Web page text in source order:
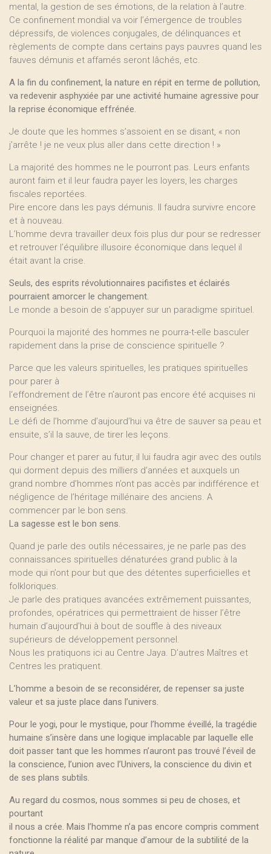
mental, la gestion de ses émotions, de la relation à l’autre.
Ce confinement mondial va voir l’émergence de troubles
dépressifs, de violences conjugales, de délinquances et
règlements de compte dans certains pays pauvres quand les
fauves démunis et affamés seront lâchés, etc.
A la fin du confinement, la nature en répit en terme de pollution,
va redevenir asphyxiée par une activité humaine agressive pour
la reprise économique effrénée.
Je doute que les hommes s’assoient en se disant, « non
j’arrête ! je ne veux plus aller dans cette direction ! »
La majorité des hommes ne le pourront pas. Leurs enfants
auront faim et il leur faudra payer les loyers, les charges
fiscales reportées.
Pire encore dans les pays démunis. Il faudra survivre encore
et à nouveau.
L’homme devra travailler deux fois plus dur pour se redresser
et retrouver l’équilibre illusoire économique dans lequel il
était avant la crise.
Seuls, des esprits révolutionnaires pacifistes et éclairés
pourraient amorcer le changement.
Le monde a besoin de s’appuyer sur un paradigme spirituel.
Pourquoi la majorité des hommes ne pourra-t-elle basculer
rapidement dans la prise de conscience spirituelle ?
Parce que les valeurs spirituelles, les pratiques spirituelles
pour parer à
l‘effondrement de l’être n’auront pas encore été acquises ni
enseignées.
Le défi de l’homme d’aujourd’hui va être de sauver sa peau et
ensuite, s’il la sauve, de tirer les leçons.
Pour changer et parer au futur, il lui faudra agir avec des outils
qui dorment depuis des milliers d’années et auxquels un
grand nombre d’hommes n’ont pas accès par indifférence et
négligence de l’héritage millénaire des anciens. A
commencer par le bon sens.
La sagesse est le bon sens.
Quand je parle des outils nécessaires, je ne parle pas des
connaissances spirituelles dénaturées grand public à la
mode qui n’ont pour but que des détentes superficielles et
folkloriques.
Je parle des pratiques avancées extrêmement puissantes,
profondes, opératrices qui permettraient de hisser l’être
humain d’aujourd’hui à bout de souffle à des niveaux
supérieurs de développement personnel.
Nous les pratiquons ici au Centre Jaya. D’autres Maîtres et
Centres les pratiquent.
L’homme a besoin de se reconsidérer, de repenser sa juste
valeur et sa juste place dans l’univers.
Pour le yogi, pour le mystique, pour l’homme éveillé, la tragédie
humaine s’insère dans une logique implacable par laquelle elle
doit passer tant que les hommes n’auront pas trouvé l’éveil de
la conscience, l’union avec l’Univers, la conscience du divin et
de ses plans subtils.
Au regard du cosmos, nous sommes si peu de choses, et
pourtant
il nous a crée. Mais l’homme n’a pas encore compris comment
fonctionne la réalité par manque d’amour de la subtilité de la